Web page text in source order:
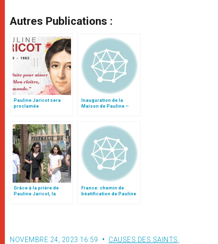
Autres Publications :
Pauline Jaricot sera
proclamée
Inauguration de la
Maison de Pauline –
Grâce à la prière de
Pauline Jaricot, la
France: chemin de
béatification de Pauline
NOVEMBRE 24, 2023 16:59 CAUSES DES SAINTS